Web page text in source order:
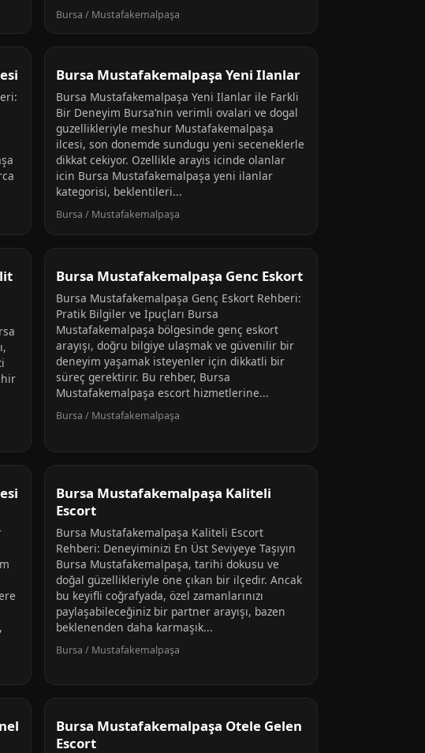
Bursa / Mustafakemalpaşa
Bursa Mustafakemalpaşa Yeni Ilanlar
Bursa Mustafakemalpaşa Yeni Ilanlar ile Farkli
Bir Deneyim Bursa’nin verimli ovalari ve dogal
guzellikleriyle meshur Mustafakemalpaşa
ilcesi, son donemde sundugu yeni seceneklerle
dikkat cekiyor. Ozellikle arayis icinde olanlar
icin Bursa Mustafakemalpaşa yeni ilanlar
kategorisi, beklentileri...
Bursa / Mustafakemalpaşa
Bursa Mustafakemalpaşa Genc Eskort
Bursa Mustafakemalpaşa Genç Eskort Rehberi:
Pratik Bilgiler ve İpuçları Bursa
Mustafakemalpaşa bölgesinde genç eskort
arayışı, doğru bilgiye ulaşmak ve güvenilir bir
deneyim yaşamak isteyenler için dikkatli bir
süreç gerektirir. Bu rehber, Bursa
Mustafakemalpaşa escort hizmetlerine...
Bursa / Mustafakemalpaşa
Bursa Mustafakemalpaşa Kaliteli
Escort
Bursa Mustafakemalpaşa Kaliteli Escort
Rehberi: Deneyiminizi En Üst Seviyeye Taşıyın
Bursa Mustafakemalpaşa, tarihi dokusu ve
doğal güzellikleriyle öne çıkan bir ilçedir. Ancak
bu keyifli coğrafyada, özel zamanlarınızı
paylaşabileceğiniz bir partner arayışı, bazen
beklenenden daha karmaşık...
Bursa / Mustafakemalpaşa
Bursa Mustafakemalpaşa Otele Gelen
Escort